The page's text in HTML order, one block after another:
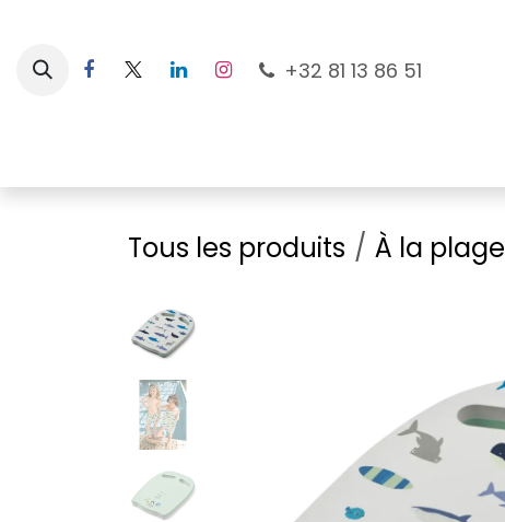
+32 81 13 86 51
Tous les produits À la plage